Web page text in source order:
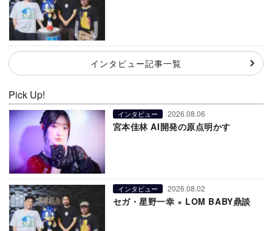
インタビュー記事一覧
Pick Up!
インタビュー 2026.08.06
宮本佳林 AI開発の原点明かす
インタビュー 2026.08.02
セガ・星野一幸 × LOM BABY鼎談